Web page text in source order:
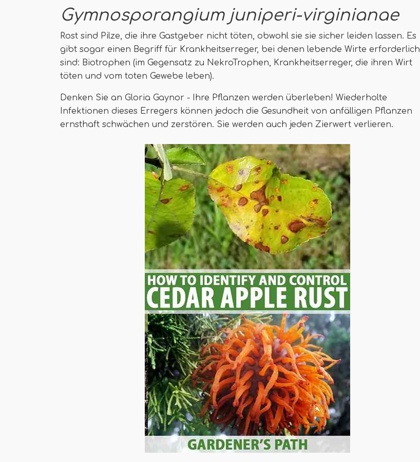
Gymnosporangium juniperi-virginianae
Rost sind Pilze, die ihre Gastgeber nicht töten, obwohl sie sie sicher leiden lassen. Es
gibt sogar einen Begriff für Krankheitserreger, bei denen lebende Wirte erforderlich
sind: Biotrophen (im Gegensatz zu NekroTrophen, Krankheitserreger, die ihren Wirt
töten und vom toten Gewebe leben).
Denken Sie an Gloria Gaynor - Ihre Pflanzen werden überleben! Wiederholte
Infektionen dieses Erregers können jedoch die Gesundheit von anfälligen Pflanzen
ernsthaft schwächen und zerstören. Sie werden auch jeden Zierwert verlieren.